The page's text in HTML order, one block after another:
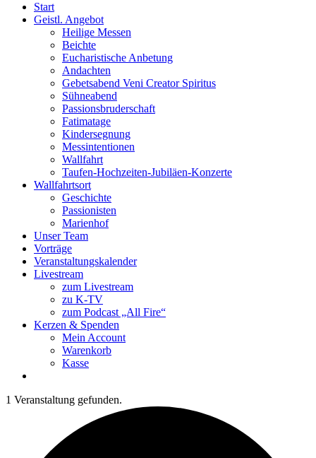
Start
Geistl. Angebot
Heilige Messen
Beichte
Eucharistische Anbetung
Andachten
Gebetsabend Veni Creator Spiritus
Sühneabend
Passionsbruderschaft
Fatimatage
Kindersegnung
Messintentionen
Wallfahrt
Taufen-Hochzeiten-Jubiläen-Konzerte
Wallfahrtsort
Geschichte
Passionisten
Marienhof
Unser Team
Vorträge
Veranstaltungskalender
Livestream
zum Livestream
zu K-TV
zum Podcast „All Fire“
Kerzen & Spenden
Mein Account
Warenkorb
Kasse
1 Veranstaltung gefunden.